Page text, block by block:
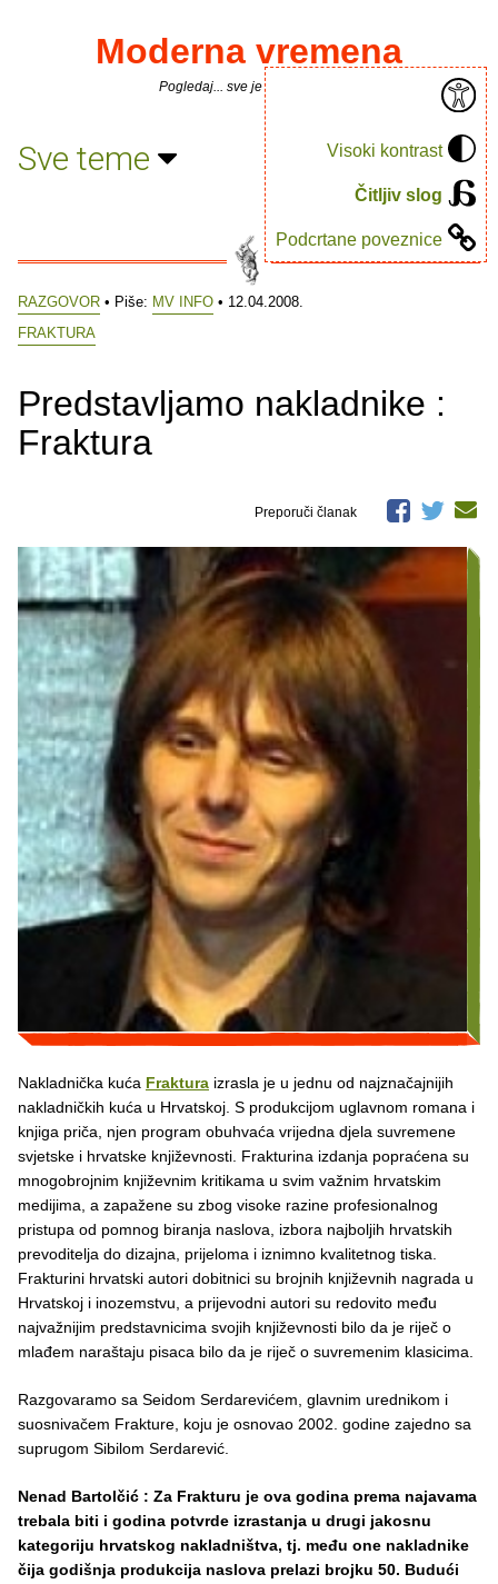
Visoki kontrast
Čitljiv slog
Podcrtane poveznice
Moderna vremena
Pogledaj... sve je puno knjiga.
Sve teme
RAZGOVOR • Piše: MV INFO • 12.04.2008.
FRAKTURA
Predstavljamo nakladnike :
Fraktura
Preporuči članak
Nakladnička kuća Fraktura izrasla je u jednu od najznačajnijih
nakladničkih kuća u Hrvatskoj. S produkcijom uglavnom romana i
knjiga priča, njen program obuhvaća vrijedna djela suvremene
svjetske i hrvatske književnosti. Frakturina izdanja popraćena su
mnogobrojnim književnim kritikama u svim važnim hrvatskim
medijima, a zapažene su zbog visoke razine profesionalnog
pristupa od pomnog biranja naslova, izbora najboljih hrvatskih
prevoditelja do dizajna, prijeloma i iznimno kvalitetnog tiska.
Frakturini hrvatski autori dobitnici su brojnih književnih nagrada u
Hrvatskoj i inozemstvu, a prijevodni autori su redovito među
najvažnijim predstavnicima svojih književnosti bilo da je riječ o
mlađem naraštaju pisaca bilo da je riječ o suvremenim klasicima.
Razgovaramo sa Seidom Serdarevićem, glavnim urednikom i
suosnivačem Frakture, koju je osnovao 2002. godine zajedno sa
suprugom Sibilom Serdarević.
Nenad Bartolčić : Za Frakturu je ova godina prema najavama
trebala biti i godina potvrde izrastanja u drugi jakosnu
kategoriju hrvatskog nakladništva, tj. među one nakladnike
čija godišnja produkcija naslova prelazi brojku 50. Budući